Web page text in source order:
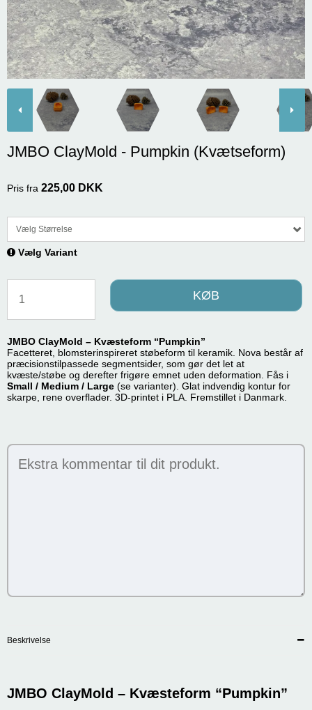
JMBO ClayMold - Pumpkin (Kvætseform)
Pris fra 225,00 DKK
Vælg Størrelse
Vælg Variant
KØB
JMBO ClayMold – Kvæsteform “Pumpkin”
Facetteret, blomsterinspireret støbeform til keramik. Nova består af
præcisions­tilpassede segmentsider, som gør det let at
kvæste/støbe og derefter frigøre emnet uden deformation. Fås i
Small / Medium / Large (se varianter). Glat indvendig kontur for
skarpe, rene overflader. 3D-printet i PLA. Fremstillet i Danmark.
Beskrivelse
JMBO ClayMold – Kvæsteform “Pumpkin”